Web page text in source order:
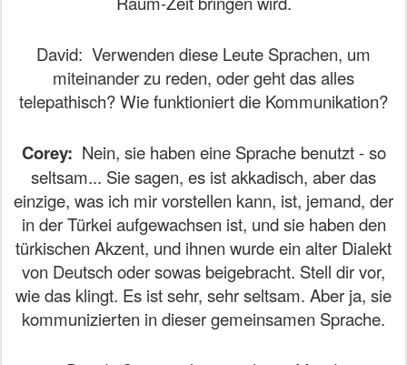
David: Verwenden diese Leute Sprachen, um
miteinander zu reden, oder geht das alles
telepathisch? Wie funktioniert die Kommunikation?
Corey: Nein, sie haben eine Sprache benutzt - so
seltsam... Sie sagen, es ist akkadisch, aber das
einzige, was ich mir vorstellen kann, ist, jemand, der
in der Türkei aufgewachsen ist, und sie haben den
türkischen Akzent, und ihnen wurde ein alter Dialekt
von Deutsch oder sowas beigebracht. Stell dir vor,
wie das klingt. Es ist sehr, sehr seltsam. Aber ja, sie
kommunizierten in dieser gemeinsamen Sprache.